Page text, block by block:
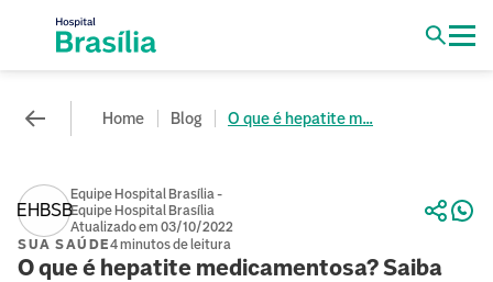
Home Blog O que é hepatite m...
EHBSB
Equipe Hospital Brasília -
Equipe Hospital Brasília
Atualizado em 03/10/2022
SUA SAÚDE4 minutos de leitura
O que é hepatite medicamentosa? Saiba